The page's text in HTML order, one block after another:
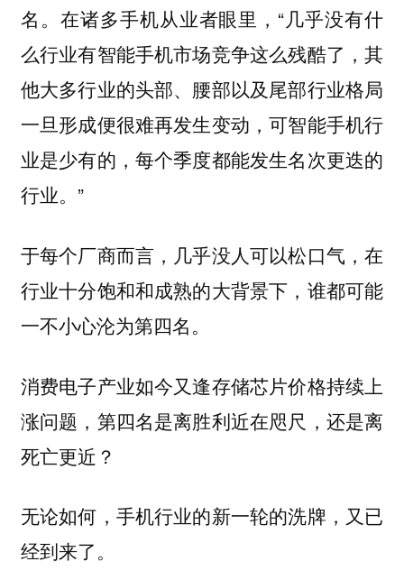
名。在诸多手机从业者眼里，“几乎没有什
么行业有智能手机市场竞争这么残酷了，其
他大多行业的头部、腰部以及尾部行业格局
一旦形成便很难再发生变动，可智能手机行
业是少有的，每个季度都能发生名次更迭的
行业。”
于每个厂商而言，几乎没人可以松口气，在
行业十分饱和和成熟的大背景下，谁都可能
一不小心沦为第四名。
消费电子产业如今又逢存储芯片价格持续上
涨问题，第四名是离胜利近在咫尺，还是离
死亡更近？
无论如何，手机行业的新一轮的洗牌，又已
经到来了。